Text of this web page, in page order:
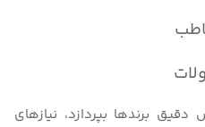
برندها بپردازد، نیازهای